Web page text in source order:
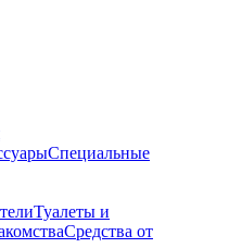
Специальные
Туалеты и
Средства от